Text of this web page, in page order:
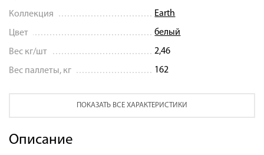
Коллекция Earth
Цвет белый
Вес кг/шт 2,46
Вес паллеты, кг 162
ПОКАЗАТЬ ВСЕ ХАРАКТЕРИСТИКИ
Описание